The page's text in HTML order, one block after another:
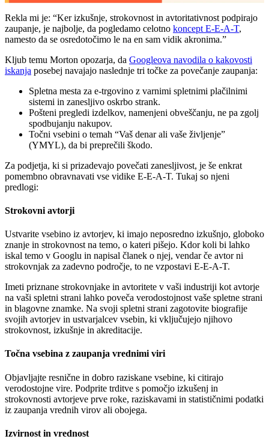
Rekla mi je: “Ker izkušnje, strokovnost in avtoritativnost podpirajo
zaupanje, je najbolje, da pogledamo celotno koncept E-E-A-T,
namesto da se osredotočimo le na en sam vidik akronima.”
Kljub temu Morton opozarja, da Googleova navodila o kakovosti
iskanja posebej navajajo naslednje tri točke za povečanje zaupanja:
Spletna mesta za e-trgovino z varnimi spletnimi plačilnimi
sistemi in zanesljivo oskrbo strank.
Pošteni pregledi izdelkov, namenjeni obveščanju, ne pa zgolj
spodbujanju nakupov.
Točni vsebini o temah “Vaš denar ali vaše življenje”
(YMYL), da bi preprečili škodo.
Za podjetja, ki si prizadevajo povečati zanesljivost, je še enkrat
pomembno obravnavati vse vidike E-E-A-T. Tukaj so njeni
predlogi:
Strokovni avtorji
Ustvarite vsebino iz avtorjev, ki imajo neposredno izkušnjo, globoko
znanje in strokovnost na temo, o kateri pišejo. Kdor koli bi lahko
iskal temo v Googlu in napisal članek o njej, vendar če avtor ni
strokovnjak za zadevno področje, to ne vzpostavi E-E-A-T.
Imeti priznane strokovnjake in avtoritete v vaši industriji kot avtorje
na vaši spletni strani lahko poveča verodostojnost vaše spletne strani
in blagovne znamke. Na svoji spletni strani zagotovite biografije
svojih avtorjev in ustvarjalcev vsebin, ki vključujejo njihovo
strokovnost, izkušnje in akreditacije.
Točna vsebina z zaupanja vrednimi viri
Objavljajte resnične in dobro raziskane vsebine, ki citirajo
verodostojne vire. Podprite trditve s pomočjo izkušenj in
strokovnosti avtorjeve prve roke, raziskavami in statističnimi podatki
iz zaupanja vrednih virov ali obojega.
Izvirnost in vrednost